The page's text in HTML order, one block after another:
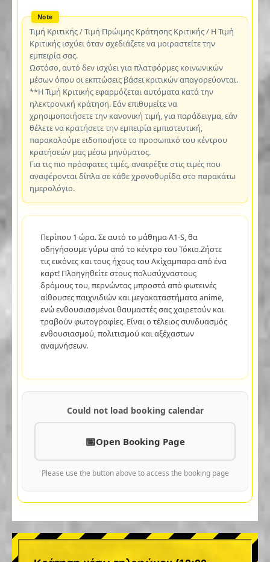
Τιμή Κριτικής / Τιμή Πρώιμης Κράτησης Κριτικής / Η Τιμή
Κριτικής ισχύει όταν σχεδιάζετε να μοιραστείτε την
εμπειρία σας.
Ωστόσο, αυτό δεν ισχύει για πλατφόρμες κοινωνικών
μέσων όπου οι εκπτώσεις βάσει κριτικών απαγορεύονται.
**Η Τιμή Κριτικής εφαρμόζεται αυτόματα κατά την
ηλεκτρονική κράτηση. Εάν επιθυμείτε να
χρησιμοποιήσετε την κανονική τιμή, για παράδειγμα, εάν
θέλετε να κρατήσετε την εμπειρία εμπιστευτική,
παρακαλούμε ειδοποιήστε το προσωπικό του κέντρου
κρατήσεών μας μέσω μηνύματος.
Για τις πιο πρόσφατες τιμές, ανατρέξτε στις τιμές που
αναφέρονται δίπλα σε κάθε χρονοθυρίδα στο παρακάτω
ημερολόγιο.
Περίπου 1 ώρα. Σε αυτό το μάθημα A1-S, θα
οδηγήσουμε γύρω από το κέντρο του Τόκιο.Ζήστε
τις εικόνες και τους ήχους του Ακίχαμπαρα από ένα
καρτ! Πλοηγηθείτε στους πολυσύχναστους
δρόμους του, περνώντας μπροστά από φωτεινές
αίθουσες παιχνιδιών και μεγακαταστήματα anime,
ενώ ενθουσιασμένοι θαυμαστές σας χαιρετούν και
τραβούν φωτογραφίες. Είναι ο τέλειος συνδυασμός
ενθουσιασμού, πολιτισμού και αξέχαστων
αναμνήσεων.
Could not load booking calendar
Open Booking Page
Please use the button above to access the booking page